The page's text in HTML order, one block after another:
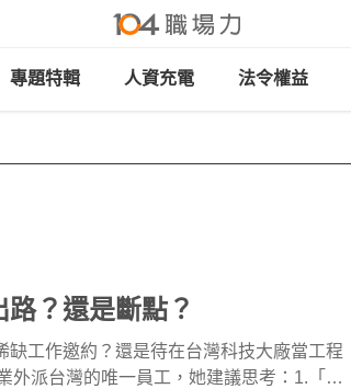
專題特輯 人資充電 法令權益
？還是斷點？
缺工作邀約？還是待在台灣科技大廠當工程
外派台灣的唯一員工，她建議思考：1.「稀